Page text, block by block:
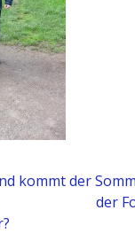
kommt der
der